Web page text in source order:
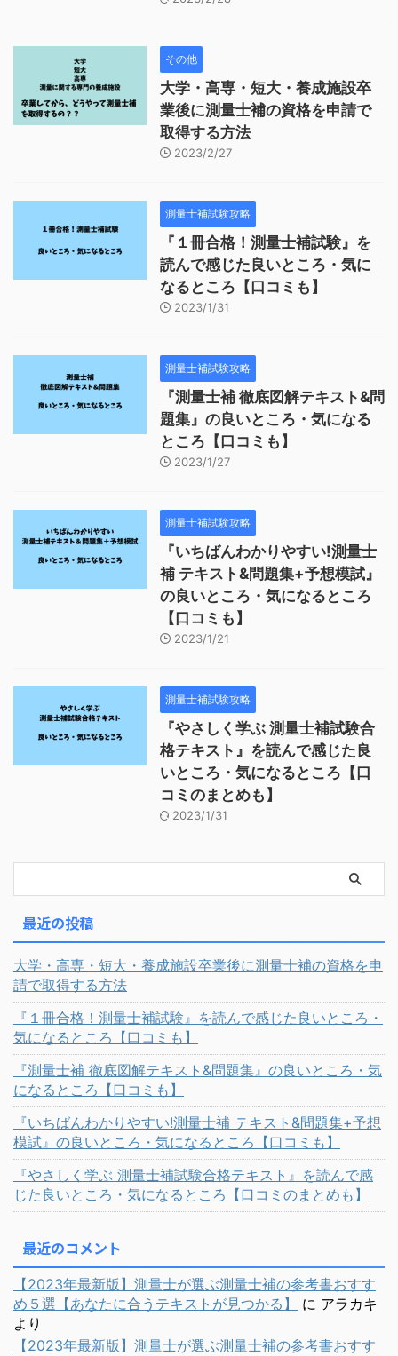
その他
大学・高専・短大・養成施設卒
業後に測量士補の資格を申請で
取得する方法
2023/2/27
測量士補試験攻略
『１冊合格！測量士補試験』を
読んで感じた良いところ・気に
なるところ【口コミも】
2023/1/31
測量士補試験攻略
『測量士補 徹底図解テキスト&問
題集』の良いところ・気になる
ところ【口コミも】
2023/1/27
測量士補試験攻略
『いちばんわかりやすい!測量士
補 テキスト&問題集+予想模試』
の良いところ・気になるところ
【口コミも】
2023/1/21
測量士補試験攻略
『やさしく学ぶ 測量士補試験合
格テキスト』を読んで感じた良
いところ・気になるところ【口
コミのまとめも】
2023/1/31
最近の投稿
大学・高専・短大・養成施設卒業後に測量士補の資格を申
請で取得する方法
『１冊合格！測量士補試験』を読んで感じた良いところ・
気になるところ【口コミも】
『測量士補 徹底図解テキスト&問題集』の良いところ・気
になるところ【口コミも】
『いちばんわかりやすい!測量士補 テキスト&問題集+予想
模試』の良いところ・気になるところ【口コミも】
『やさしく学ぶ 測量士補試験合格テキスト』を読んで感
じた良いところ・気になるところ【口コミのまとめも】
最近のコメント
【2023年最新版】測量士が選ぶ測量士補の参考書おすす
め５選【あなたに合うテキストが見つかる】
に アラカキ
より
【2023年最新版】測量士が選ぶ測量士補の参考書おすす